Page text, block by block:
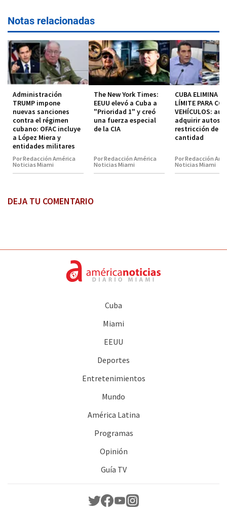
Notas relacionadas
Administración
TRUMP impone
nuevas sanciones
contra el régimen
cubano: OFAC incluye
a López Miera y
entidades militares
Por Redacción América
Noticias Miami
The New York Times:
EEUU elevó a Cuba a
"Prioridad 1" y creó
una fuerza especial
de la CIA
Por Redacción América
Noticias Miami
CUBA ELIMINA EL
LÍMITE PARA
VEHÍCULOS:
adquirir autos
restricción de
cantidad
Por Redacción
Noticias Miami
DEJA TU COMENTARIO
Cuba
Miami
EEUU
Deportes
Entretenimientos
Mundo
América Latina
Programas
Opinión
Guía TV